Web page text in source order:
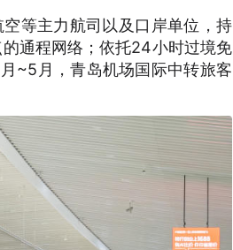
等主力航司以及口岸单位，持
通程网络；依托24小时过境免
~5月，青岛机场国际中转旅客